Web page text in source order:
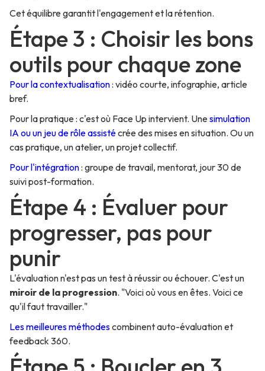
Cet équilibre garantit l'engagement et la rétention.
Étape 3 : Choisir les bons
outils pour chaque zone
Pour la contextualisation: vidéo courte, infographie, article
bref.
Pour la pratique : c'est où Face Up intervient. Unesimulation
IA ou un jeu de rôle assistécrée des mises en situation. Ou un
cas pratique, un atelier, un projet collectif.
Pour l'intégration: groupe de travail, mentorat, jour 30 de
suivi post-formation.
Étape 4 : Évaluer pour
progresser, pas pour
punir
L'évaluation n'est pas un test à réussir ou échouer. C'est un
miroir de la progression. "Voici où vous en êtes. Voici ce
qu'il faut travailler."
Les meilleures méthodescombinent auto-évaluation et
feedback 360.